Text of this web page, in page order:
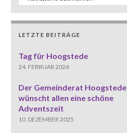
LETZTE BEITRÄGE
Tag für Hoogstede
24. FEBRUAR 2026
Der Gemeinderat Hoogstede
wünscht allen eine schöne
Adventszeit
10. DEZEMBER 2025